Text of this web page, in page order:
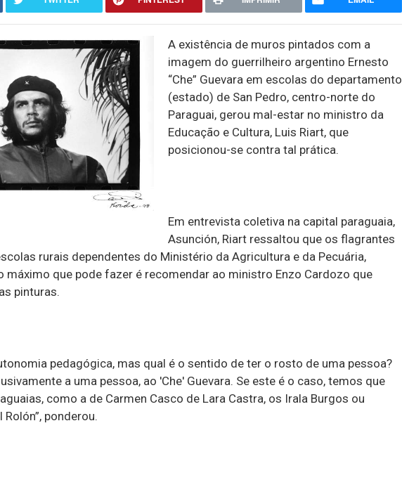
A existência de muros pintados com a
imagem do guerrilheiro argentino Ernesto
“Che” Guevara em escolas do departamento
(estado) de San Pedro, centro-norte do
Paraguai, gerou mal-estar no ministro da
Educação e Cultura, Luis Riart, que
posicionou-se contra tal prática.
Em entrevista coletiva na capital paraguaia,
Asunción, Riart ressaltou que os flagrantes
rurais dependentes do Ministério da Agricultura e da Pecuária,
máximo que pode fazer é recomendar ao ministro Enzo Cardozo que
pinturas.
pedagógica, mas qual é o sentido de ter o rosto de uma pessoa?
a uma pessoa, ao 'Che' Guevara. Se este é o caso, temos que
como a de Carmen Casco de Lara Castra, os Irala Burgos ou
ponderou.